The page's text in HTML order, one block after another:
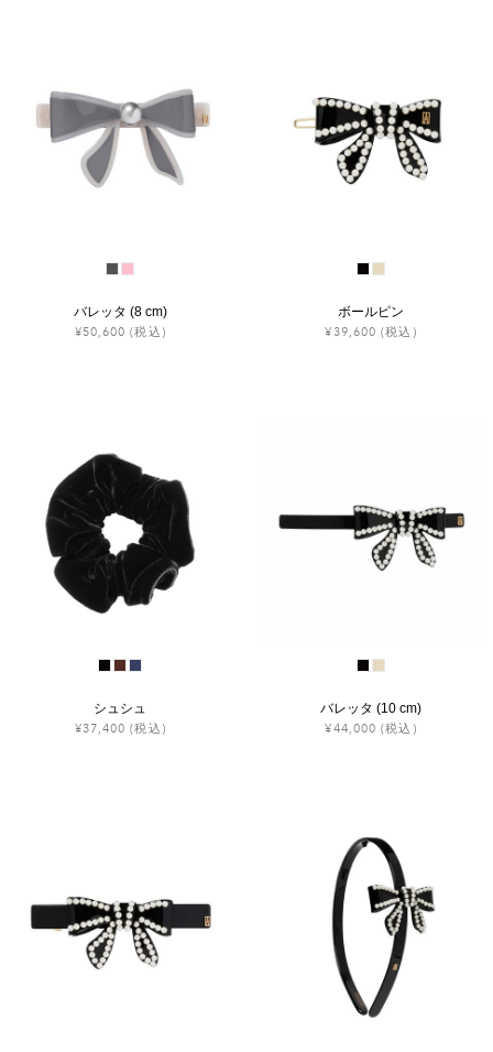
バレッタ (8 cm)
¥50,600 (税込)
ボールピン
¥39,600 (税込)
シュシュ
¥37,400 (税込)
バレッタ (10 cm)
¥44,000 (税込)